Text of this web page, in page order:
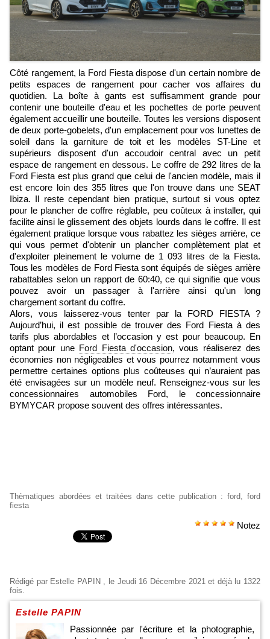
Côté rangement, la Ford Fiesta dispose d'un certain nombre de
petits espaces de rangement pour cacher vos affaires du
quotidien. La boîte à gants est suffisamment grande pour
contenir une bouteille d'eau et les pochettes de porte peuvent
également accueillir une bouteille. Toutes les versions disposent
de deux porte-gobelets, d'un emplacement pour vos lunettes de
soleil dans la garniture de toit et les modèles ST-Line et
supérieurs disposent d'un accoudoir central avec un petit
espace de rangement en dessous. Le coffre de 292 litres de la
Ford Fiesta est plus grand que celui de l'ancien modèle, mais il
est encore loin des 355 litres que l'on trouve dans une SEAT
Ibiza. Il reste cependant bien pratique, surtout si vous optez
pour le plancher de coffre réglable, peu coûteux à installer, qui
facilite ainsi le glissement des objets lourds dans le coffre. Il est
également pratique lorsque vous rabattez les sièges arrière, ce
qui vous permet d'obtenir un plancher complètement plat et
d'exploiter pleinement le volume de 1 093 litres de la Fiesta.
Tous les modèles de Ford Fiesta sont équipés de sièges arrière
rabattables selon un rapport de 60:40, ce qui signifie que vous
pouvez avoir un passager à l'arrière ainsi qu'un long
chargement sortant du coffre.
Alors, vous laisserez-vous tenter par la FORD FIESTA ?
Aujourd’hui, il est possible de trouver des Ford Fiesta à des
tarifs plus abordables et l’occasion y est pour beaucoup. En
optant pour une Ford Fiesta d'occasion, vous réaliserez des
économies non négligeables et vous pourrez notamment vous
permettre certaines options plus coûteuses qui n’auraient pas
été envisagées sur un modèle neuf. Renseignez-vous sur les
concessionnaires automobiles Ford, le concessionnaire
BYMYCAR propose souvent des offres intéressantes.
Thèmatiques abordées et traitées dans cette publication : ford
ford
fiesta
Notez
Rédigé par Estelle PAPIN
, le Jeudi 16 Décembre 2021 et déjà lu 1322
fois.
Estelle PAPIN
Passionnée par l'écriture et la photographie,